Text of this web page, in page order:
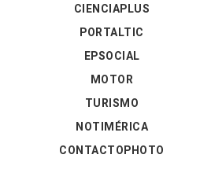
CIENCIAPLUS
PORTALTIC
EPSOCIAL
MOTOR
TURISMO
NOTIMÉRICA
CONTACTOPHOTO